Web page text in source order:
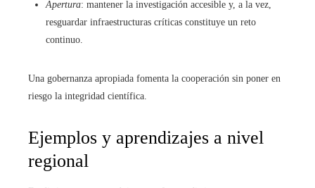
Apertura: mantener la investigación accesible y, a la vez,
resguardar infraestructuras críticas constituye un reto
continuo.
Una gobernanza apropiada fomenta la cooperación sin poner en
riesgo la integridad científica.
Ejemplos y aprendizajes a nivel
regional